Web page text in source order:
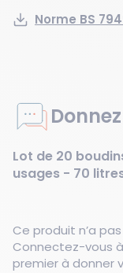
Norme BS
Lot de 20
usages - 70
Ce produit n’a
Connectez-vous
premier à donner